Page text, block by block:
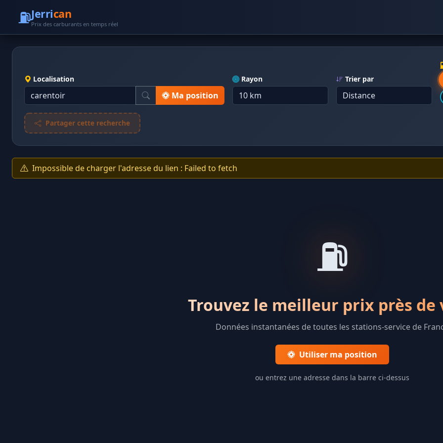
⛽Jerrican
Prix des carburants en temps réel
Localisation
Ma position
Rayon Trier par
Partager cette recherche
Impossible de charger l'adresse du lien : Failed to fetch
⛽
Trouvez le meilleur prix près de
Données instantanées de toutes les stations-service de
Utiliser ma position
ou entrez une adresse dans la barre ci-dessus